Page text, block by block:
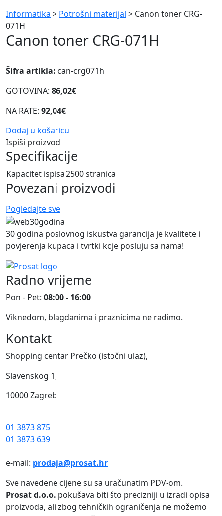
Informatika > Potrošni materijal > Canon toner CRG-
071H
Canon toner CRG-071H
Šifra artikla: can-crg071h
GOTOVINA: 86,02€
NA RATE: 92,04€
Dodaj u košaricu
Ispiši proizvod
Specifikacije
Kapacitet ispisa2500 stranica
Povezani proizvodi
Pogledajte sve
30 godina poslovnog iskustva garancija je kvalitete i
povjerenja kupaca i tvrtki koje posluju sa nama!
Radno vrijeme
Pon - Pet: 08:00 - 16:00
Viknedom, blagdanima i praznicima ne radimo.
Kontakt
Shopping centar Prečko (istočni ulaz),
Slavenskog 1,
10000 Zagreb
01 3873 875
01 3873 639
e-mail: prodaja@prosat.hr
Sve navedene cijene su sa uračunatim PDV-om.
Prosat d.o.o. pokušava biti što precizniji u izradi opisa
proizvoda, ali zbog tehničkih ograničenja ne možemo